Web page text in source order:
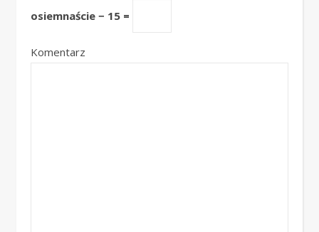
osiemnaście − 15 =
Komentarz